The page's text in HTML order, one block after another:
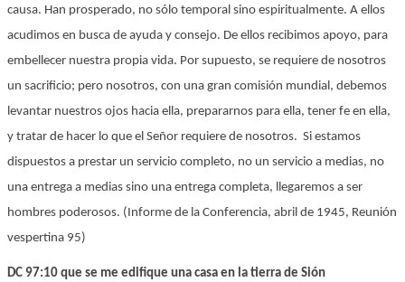
causa. Han prosperado, no sólo temporal sino espiritualmente. A ellos
acudimos en busca de ayuda y consejo. De ellos recibimos apoyo, para
embellecer nuestra propia vida. Por supuesto, se requiere de nosotros
un sacrificio; pero nosotros, con una gran comisión mundial, debemos
levantar nuestros ojos hacia ella, prepararnos para ella, tener fe en ella,
y tratar de hacer lo que el Señor requiere de nosotros. Si estamos
dispuestos a prestar un servicio completo, no un servicio a medias, no
una entrega a medias sino una entrega completa, llegaremos a ser
hombres poderosos. (Informe de la Conferencia, abril de 1945, Reunión
vespertina 95)
DC 97:10 que se me edifique una casa en la tierra de Sión